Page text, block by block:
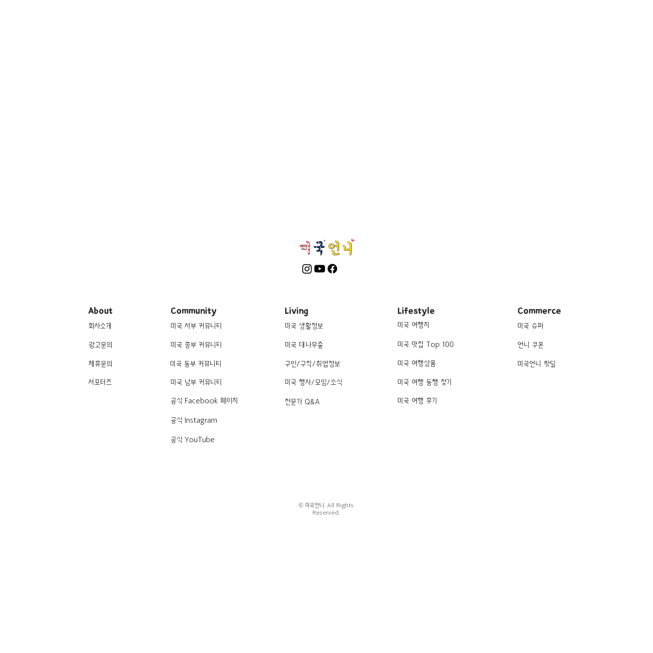
About
회사소개
광고문의
제휴문의
서포터즈
Community
미국 서부 커뮤니티
미국 중부 커뮤니티
미국 동부 커뮤니티
미국 남부 커뮤니티
공식 Facebook 페이지
공식 Instagram
공식 YouTube
Living
미국 생활정보
미국 대나무숲
구인/구직/취업정보
미국 행사/모임/소식
전문가 Q&A
Lifestyle
미국 여행지
미국 맛집 Top 100
미국 여행상품
미국 여행 동행 찾기
미국 여행 후기
Commerce
미국 슈퍼
언니 쿠폰
미국언니 핫딜
© 미국언니. All Rights
Reserved.